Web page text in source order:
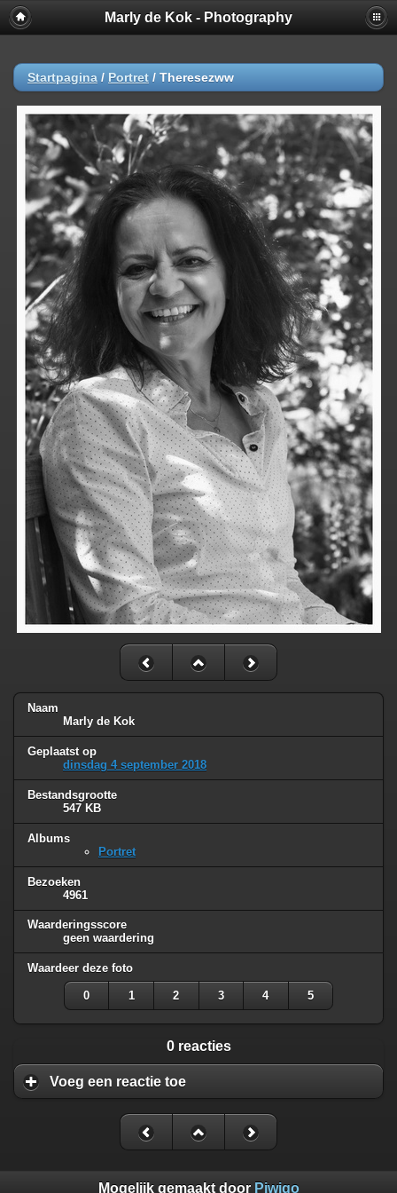
Marly de Kok - Photography
Startpagina / Portret / Theresezww
Naam
Marly de Kok
Geplaatst op
dinsdag 4 september 2018
Bestandsgrootte
547 KB
Albums
Portret
Bezoeken
4961
Waarderingsscore
geen waardering
Waardeer deze foto
0 1 2 3 4 5
0 reacties
Voeg een reactie toe
Mogelijk gemaakt door Piwigo